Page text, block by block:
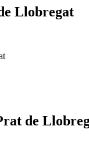
Llobregat
de